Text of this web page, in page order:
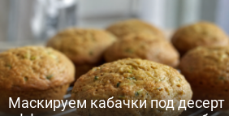
Маскируем кабачки под